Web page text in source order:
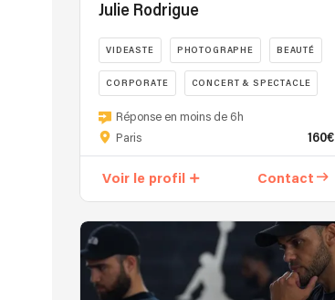
Julie Rodrigue
VIDEASTE PHOTOGRAPHE BEAUTÉ
CORPORATE CONCERT & SPECTACLE
Réponse en moins de 6h
Paris
160€
Voir le profil Contact